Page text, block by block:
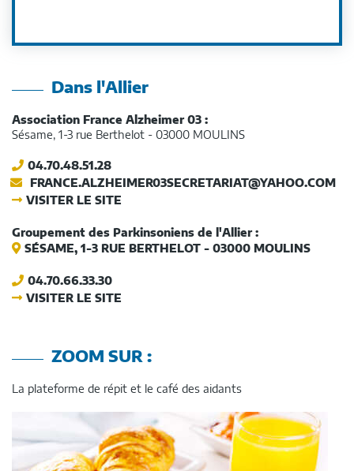
Dans l'Allier
Association France Alzheimer 03 :
Sésame, 1-3 rue Berthelot - 03000 MOULINS
04.70.48.51.28
FRANCE.ALZHEIMER03SECRETARIAT@YAHOO.COM
VISITER LE SITE
Groupement des Parkinsoniens de l'Allier :
SÉSAME, 1-3 RUE BERTHELOT - 03000 MOULINS
04.70.66.33.30
VISITER LE SITE
ZOOM SUR :
La plateforme de répit et le café des aidants